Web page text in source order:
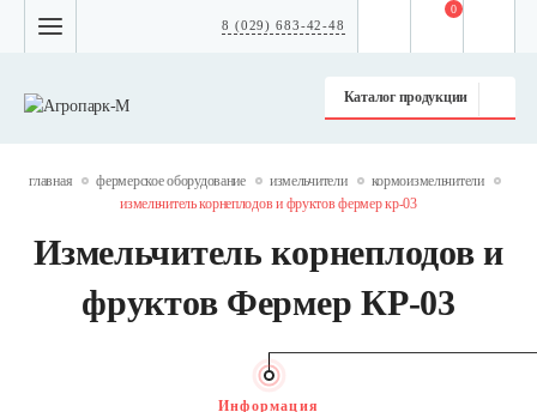
8 (029) 683-42-48
Каталог продукции
0
главная фермерское оборудование измельчители
кормоизмельчители
измельчитель корнеплодов и фруктов фермер кр-03
Измельчитель корнеплодов и
фруктов Фермер КР-03
Информация